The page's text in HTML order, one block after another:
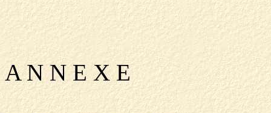
A N N E X E